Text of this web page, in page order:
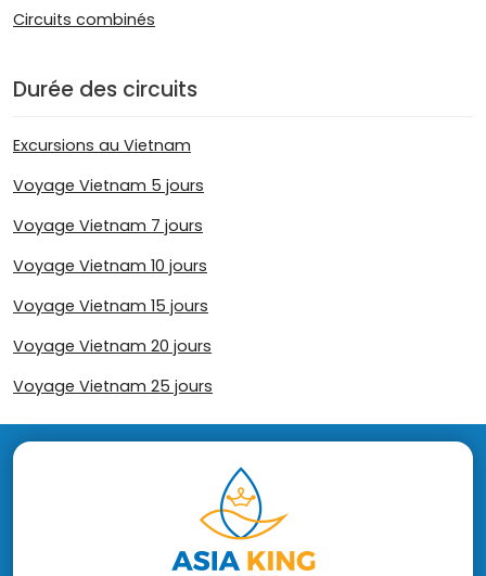
Circuits combinés
Durée des circuits
Excursions au Vietnam
Voyage Vietnam 5 jours
Voyage Vietnam 7 jours
Voyage Vietnam 10 jours
Voyage Vietnam 15 jours
Voyage Vietnam 20 jours
Voyage Vietnam 25 jours